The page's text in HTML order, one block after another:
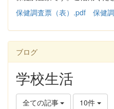
保健調査票（表）.pdf
保健
ブログ
学校生活
全ての記事 10件